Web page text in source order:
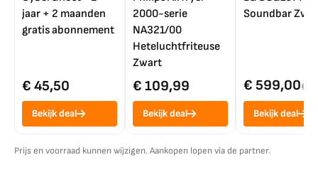
jaar + 2 maanden
gratis abonnement
€ 45,50
Bekijk deal
2000-serie
NA321/00
Heteluchtfriteuse
Zwart
€ 109,99
Bekijk deal
Soundbar
€ 599,00€
Bekijk deal
Prijs en voorraad kunnen wijzigen. Aankopen lopen via de partner.